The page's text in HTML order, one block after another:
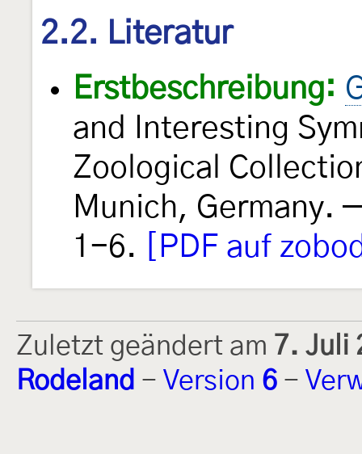
2.2. Literatur
Erstbeschreibung:
and Interesting
Zoological
Munich, Germany.
1-6.
[PDF auf
Zuletzt geändert am 7. Juli
Rodeland - Version 6 -